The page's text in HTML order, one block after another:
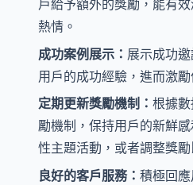
戶給予額外的獎勵，能有
熱情。
成功案例展示： 展示成功
用戶的成功經驗，進而激勵
定期更新獎勵機制： 根據
勵機制，保持用戶的新鮮
性主題活動，或者調整獎勵
良好的客戶服務： 積極回